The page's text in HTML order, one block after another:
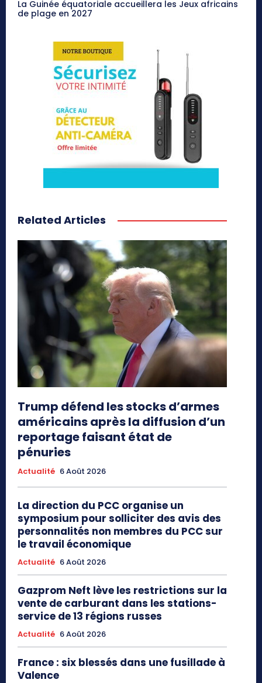
La Guinée équatoriale accueillera les Jeux africains
de plage en 2027
Related Articles
Trump défend les stocks d’armes
américains après la diffusion d’un
reportage faisant état de
pénuries
Actualité 6 Août 2026
La direction du PCC organise un
symposium pour solliciter des avis des
personnalités non membres du PCC sur
le travail économique
Actualité 6 Août 2026
Gazprom Neft lève les restrictions sur la
vente de carburant dans les stations-
service de 13 régions russes
Actualité 6 Août 2026
France : six blessés dans une fusillade à
Valence